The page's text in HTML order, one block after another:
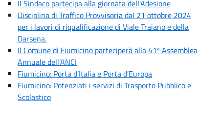
Il Sindaco partecipa alla giornata dell'Adesione
Disciplina di Traffico Provvisoria dal 21 ottobre 2024
per i lavori di riqualificazione di Viale Traiano e della
Darsena.
Il Comune di Fiumicino parteciperà alla 41ª Assemblea
Annuale dell’ANCI
Fiumicino: Porta d’Italia e Porta d’Europa
Fiumicino: Potenziati i servizi di Trasporto Pubblico e
Scolastico